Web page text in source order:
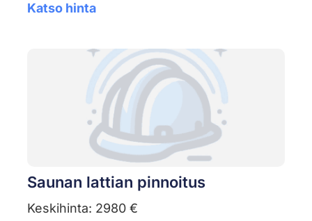
Katso hinta
Saunan lattian pinnoitus
Keskihinta: 2980 €